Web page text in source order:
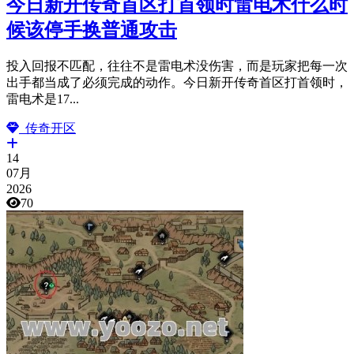
今日新开传奇首区打首领时雷电术什么时
候该停手换普通攻击
投入回报不匹配，往往不是雷电术没伤害，而是玩家把每一次
出手都当成了必须完成的动作。今日新开传奇首区打首领时，
雷电术是17...
传奇开区
14
07月
2026
70